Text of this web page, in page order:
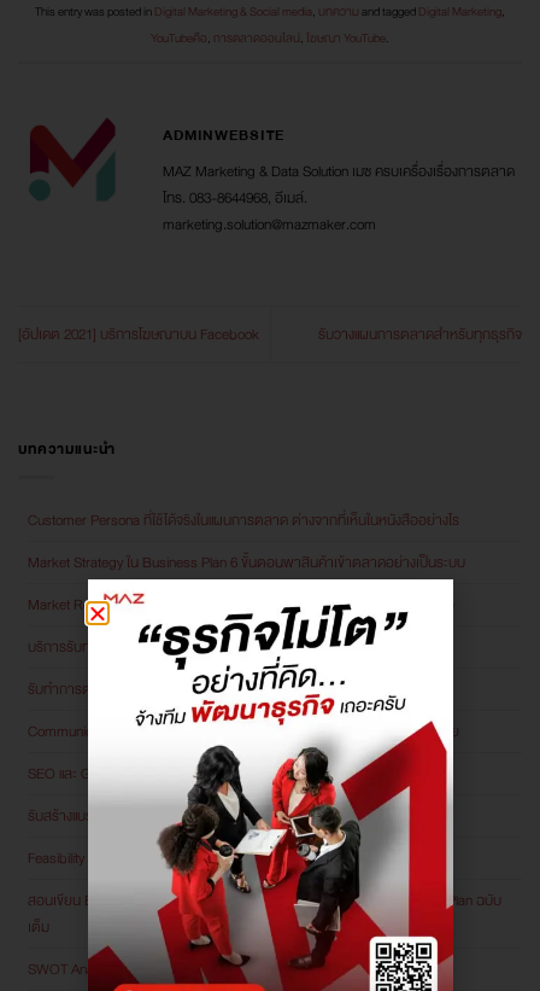
This entry was posted inDigital Marketing & Social media, บทความand taggedDigital Marketing,
YouTubeคือ,การตลาดออนไลน์, โฆษณา YouTube.
ADMINWEBSITE
MAZ Marketing & Data Solution เมซ ครบเครื่องเรื่องการตลาด
โทร. 083-8644968, อีเมล์.
marketing.solution@mazmaker.com
[อัปเดต 2021] บริการโฆษณาบน Facebook รับวางแผนการตลาดสำหรับทุกธุรกิจ
บทความแนะนำ
Customer Persona ที่ใช้ได้จริงในแผนการตลาด ต่างจากที่เห็นในหนังสืออย่างไร
Market Strategy ใน Business Plan 6 ขั้นตอนพาสินค้าเข้าตลาดอย่างเป็นระบบ
Market Research ใน Business Plan วิจัยตลาดอย่างไรให้แผนธุรกิจน่าเชื่อถือ
บริการรับทำ Agentic AI สำหรับองค์กรที่ต้องการลดงานซ้ำซ้อนของทีม
รับทำการตลาดออนไลน์ด้วย AI Automation ที่ส่งถูกคนถูกเวลา
Communication Plan กับ UGC Strategy ใช้คอนเทนต์จากลูกค้าสร้างยอดขาย
SEO และ GEO ต่างกันอย่างไร ธุรกิจต้องทำทั้งคู่ในปี 2026 หรือไม่
รับสร้างแบรนด์ให้แตกต่างจากคู่แข่ง ด้วย Brand Positioning ที่ชัดเจน
Feasibility Study ฉบับธุรกิจที่ขยายสาขา ต้องประเมินอะไรบ้าง
สอนเขียน Business Model Canvas เครื่องมือคิดธุรกิจก่อนเขียน Business Plan ฉบับ
เต็ม
SWOT Analysis ใน Business Plan วิเคราะห์อย่างไรให้ไม่ใช่แค่กรอกตาราง